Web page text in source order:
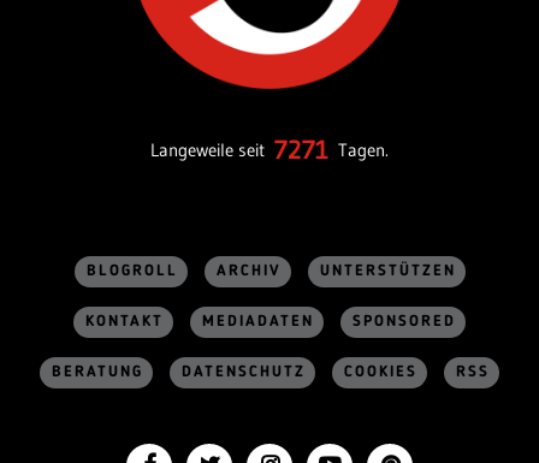
Langeweile seit 7271 Tagen.
BLOGROLL ARCHIV UNTERSTÜTZEN
KONTAKT MEDIADATEN SPONSORED
BERATUNG DATENSCHUTZ COOKIES RSS